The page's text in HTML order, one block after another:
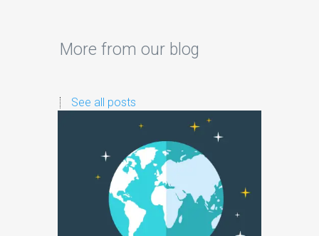
More from our blog
See all posts